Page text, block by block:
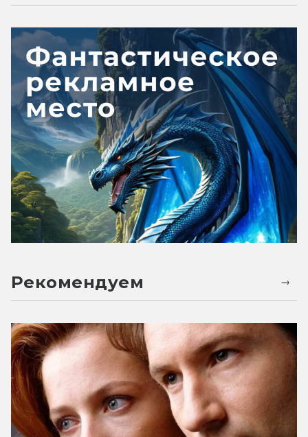
Рекомендуем